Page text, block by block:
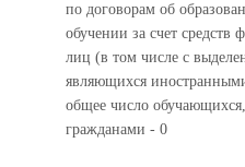
по договорам об
обучении за счет
лиц (в том числе с
являющихся
общее число
гражданами - 0